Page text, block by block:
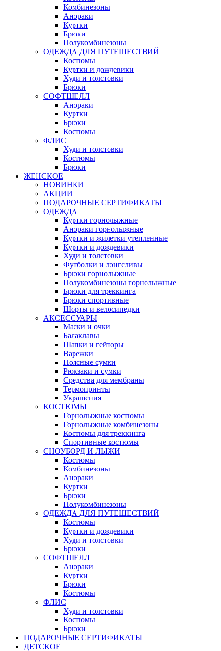
Комбинезоны
Анораки
Куртки
Брюки
Полукомбинезоны
ОДЕЖДА ДЛЯ ПУТЕШЕСТВИЙ
Костюмы
Куртки и дождевики
Худи и толстовки
Брюки
СОФТШЕЛЛ
Анораки
Куртки
Брюки
Костюмы
ФЛИС
Худи и толстовки
Костюмы
Брюки
ЖЕНСКОЕ
НОВИНКИ
АКЦИИ
ПОДАРОЧНЫЕ СЕРТИФИКАТЫ
ОДЕЖДА
Куртки горнолыжные
Анораки горнолыжные
Куртки и жилетки утепленные
Куртки и дождевики
Худи и толстовки
Футболки и лонгсливы
Брюки горнолыжные
Полукомбинезоны горнолыжные
Брюки для треккинга
Брюки спортивные
Шорты и велосипедки
АКСЕССУАРЫ
Маски и очки
Балаклавы
Шапки и гейторы
Варежки
Поясные сумки
Рюкзаки и сумки
Средства для мембраны
Термопринты
Украшения
КОСТЮМЫ
Горнолыжные костюмы
Горнолыжные комбинезоны
Костюмы для треккинга
Спортивные костюмы
СНОУБОРД И ЛЫЖИ
Костюмы
Комбинезоны
Анораки
Куртки
Брюки
Полукомбинезоны
ОДЕЖДА ДЛЯ ПУТЕШЕСТВИЙ
Костюмы
Куртки и дождевики
Худи и толстовки
Брюки
СОФТШЕЛЛ
Анораки
Куртки
Брюки
Костюмы
ФЛИС
Худи и толстовки
Костюмы
Брюки
ПОДАРОЧНЫЕ СЕРТИФИКАТЫ
ДЕТСКОЕ